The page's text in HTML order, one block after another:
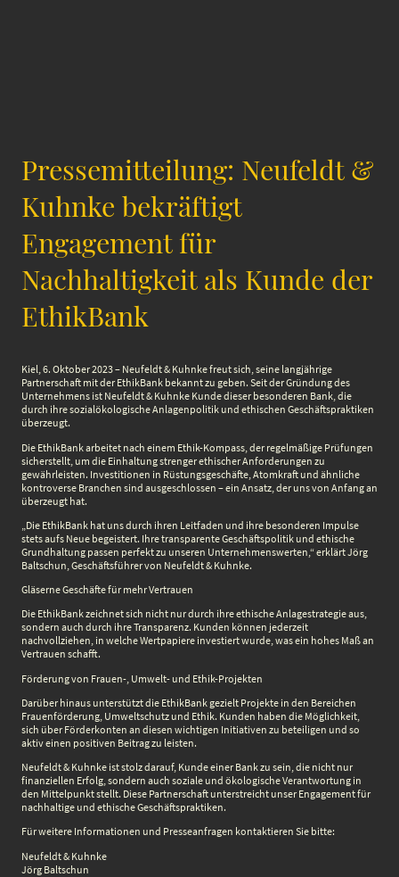
Pressemitteilung: Neufeldt &
Kuhnke bekräftigt
Engagement für
Nachhaltigkeit als Kunde der
EthikBank
Kiel, 6. Oktober 2023 – Neufeldt & Kuhnke freut sich, seine langjährige
Partnerschaft mit der EthikBank bekannt zu geben. Seit der Gründung des
Unternehmens ist Neufeldt & Kuhnke Kunde dieser besonderen Bank, die
durch ihre sozialökologische Anlagenpolitik und ethischen Geschäftspraktiken
überzeugt.
Die EthikBank arbeitet nach einem Ethik-Kompass, der regelmäßige Prüfungen
sicherstellt, um die Einhaltung strenger ethischer Anforderungen zu
gewährleisten. Investitionen in Rüstungsgeschäfte, Atomkraft und ähnliche
kontroverse Branchen sind ausgeschlossen – ein Ansatz, der uns von Anfang an
überzeugt hat.
„Die EthikBank hat uns durch ihren Leitfaden und ihre besonderen Impulse
stets aufs Neue begeistert. Ihre transparente Geschäftspolitik und ethische
Grundhaltung passen perfekt zu unseren Unternehmenswerten,“ erklärt Jörg
Baltschun, Geschäftsführer von Neufeldt & Kuhnke.
Gläserne Geschäfte für mehr Vertrauen
Die EthikBank zeichnet sich nicht nur durch ihre ethische Anlagestrategie aus,
sondern auch durch ihre Transparenz. Kunden können jederzeit
nachvollziehen, in welche Wertpapiere investiert wurde, was ein hohes Maß an
Vertrauen schafft.
Förderung von Frauen-, Umwelt- und Ethik-Projekten
Darüber hinaus unterstützt die EthikBank gezielt Projekte in den Bereichen
Frauenförderung, Umweltschutz und Ethik. Kunden haben die Möglichkeit,
sich über Förderkonten an diesen wichtigen Initiativen zu beteiligen und so
aktiv einen positiven Beitrag zu leisten.
Neufeldt & Kuhnke ist stolz darauf, Kunde einer Bank zu sein, die nicht nur
finanziellen Erfolg, sondern auch soziale und ökologische Verantwortung in
den Mittelpunkt stellt. Diese Partnerschaft unterstreicht unser Engagement für
nachhaltige und ethische Geschäftspraktiken.
Für weitere Informationen und Presseanfragen kontaktieren Sie bitte:
Neufeldt & Kuhnke
Jörg Baltschun